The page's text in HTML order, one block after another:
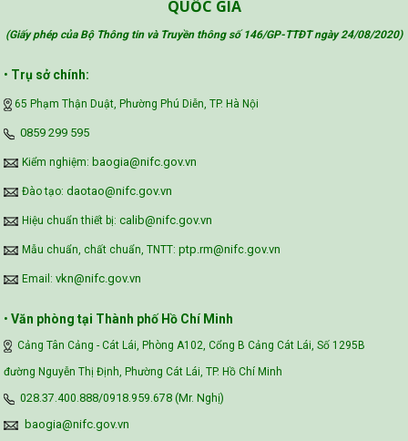
QUỐC GIA
(Giấy phép của Bộ Thông tin và Truyền thông số 146/GP-TTĐT ngày 24/08/2020)
• Trụ sở chính:
65 Phạm Thận Duật, Phường Phú Diễn, TP. Hà Nội
‪0859 299 595‬
Kiểm nghiệm: baogia@nifc.gov.vn
Đào tạo: daotao@nifc.gov.vn
Hiệu chuẩn thiết bị: calib@nifc.gov.vn
Mẫu chuẩn, chất chuẩn, TNTT: ptp.rm@nifc.gov.vn
Email: vkn@nifc.gov.vn
• Văn phòng tại Thành phố Hồ Chí Minh
Cảng Tân Cảng - Cát Lái, Phòng A102, Cổng B Cảng Cát Lái, Số 1295B
đường Nguyễn Thị Định, Phường Cát Lái, TP. Hồ Chí Minh
028.37.400.888/0918.959.678 (Mr. Nghị)
baogia@nifc.gov.vn